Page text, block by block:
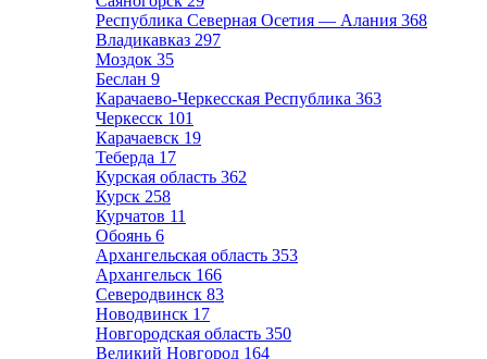
Республика Северная Осетия — Алания 368
Владикавказ 297
Моздок 35
Беслан 9
Карачаево-Черкесская Республика 363
Черкесск 101
Карачаевск 19
Теберда 17
Курская область 362
Курск 258
Курчатов 11
Обоянь 6
Архангельская область 353
Архангельск 166
Северодвинск 83
Новодвинск 17
Новгородская область 350
Великий Новгород 164